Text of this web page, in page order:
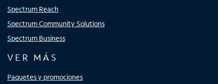
Spectrum Reach
Spectrum Community Solutions
Spectrum Business
VER MÁS
Paquetes y promociones